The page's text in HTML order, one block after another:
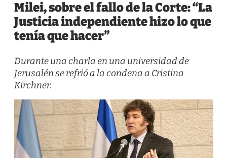
Milei, sobre el fallo de la Corte: “La
Justicia independiente hizo lo que
tenía que hacer”
Durante una charla en una universidad de
Jerusalén se refrió a la condena a Cristina
Kirchner.